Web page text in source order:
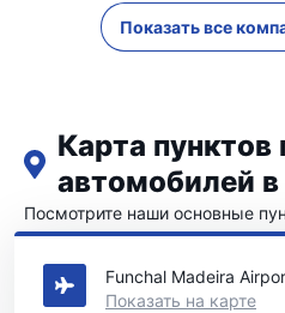
Показать все
Карта пунктов
автомобилей
Посмотрите наши основные
в Мадейра
Funchal Madeira
Показать на карте